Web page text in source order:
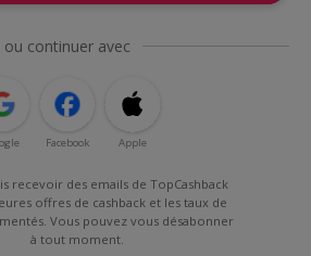
ou continuer avec
Facebook Apple
recevoir des emails de TopCashback
offres de cashback et les taux de
Vous pouvez vous désabonner
à tout moment.